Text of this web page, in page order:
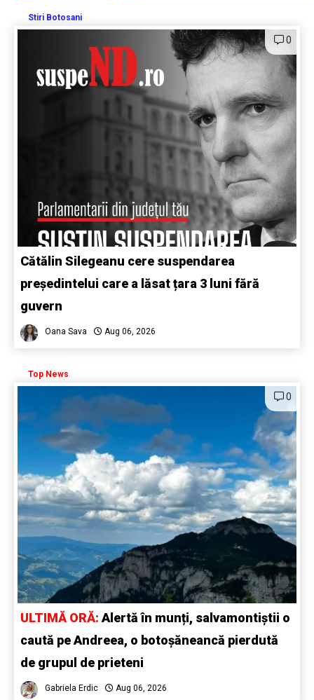
Stiri Botosani
0
Cătălin Silegeanu cere suspendarea
președintelui care a lăsat țara 3 luni fără
guvern
Oana Sava Aug 06, 2026
Top News
0
ULTIMĂ ORĂ: Alertă în munți, salvamontiștii o
caută pe Andreea, o botoșăneancă pierdută
de grupul de prieteni
Gabriela Erdic Aug 06, 2026